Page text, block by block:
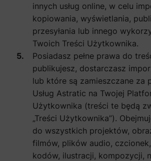
innych usług online, w celu
kopiowania, wyświetlania,
przesyłania lub innego
Twoich Treści Użytkownika.
Posiadasz pełne prawa do
publikujesz, dostarczasz
lub które są zamieszczane za
Usług Astratic na Twojej
Użytkownika (treści te będą
„Treści Użytkownika”).
do wszystkich projektów,
filmów, plików audio,
kodów, ilustracji, kompozycji,